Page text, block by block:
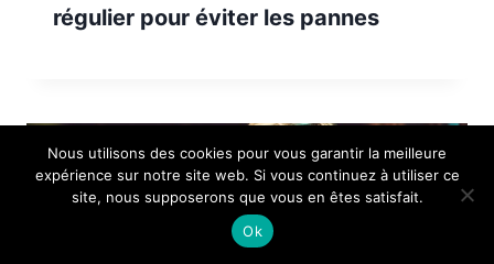
régulier pour éviter les pannes
Nous utilisons des cookies pour vous garantir la meilleure
expérience sur notre site web. Si vous continuez à utiliser ce
site, nous supposerons que vous en êtes satisfait.
Ok